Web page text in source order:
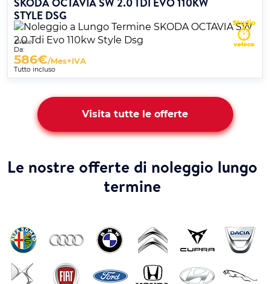
STYLE DSG
Diesel
Da:
586€/Mes+IVA
Tutto incluso
Visita tutte le offerte
Le nostre offerte di noleggio lungo
termine